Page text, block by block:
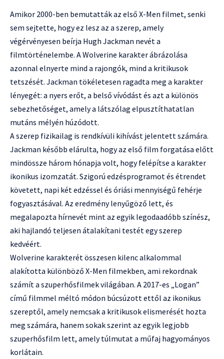
Amikor 2000-ben bemutatták az első X-Men filmet, senki
sem sejtette, hogy ez lesz az a szerep, amely
végérvényesen beírja Hugh Jackman nevét a
filmtörténelembe. A Wolverine karakter ábrázolása
azonnal elnyerte mind a rajongók, mind a kritikusok
tetszését. Jackman tökéletesen ragadta meg a karakter
lényegét: a nyers erőt, a belső vívódást és azt a különös
sebezhetőséget, amely a látszólag elpusztíthatatlan
mutáns mélyén húzódott.
A szerep fizikailag is rendkívüli kihívást jelentett számára.
Jackman később elárulta, hogy az első film forgatása előtt
mindössze három hónapja volt, hogy felépítse a karakter
ikonikus izomzatát. Szigorú edzésprogramot és étrendet
követett, napi két edzéssel és óriási mennyiségű fehérje
fogyasztásával. Az eredmény lenyűgöző lett, és
megalapozta hírnevét mint az egyik legodaadóbb színész,
aki hajlandó teljesen átalakítani testét egy szerep
kedvéért.
Wolverine karakterét összesen kilenc alkalommal
alakította különböző X-Men filmekben, ami rekordnak
számít a szuperhősfilmek világában. A 2017-es „Logan”
című filmmel méltó módon búcsúzott ettől az ikonikus
szereptől, amely nemcsak a kritikusok elismerését hozta
meg számára, hanem sokak szerint az egyik legjobb
szuperhősfilm lett, amely túlmutat a műfaj hagyományos
korlátain.